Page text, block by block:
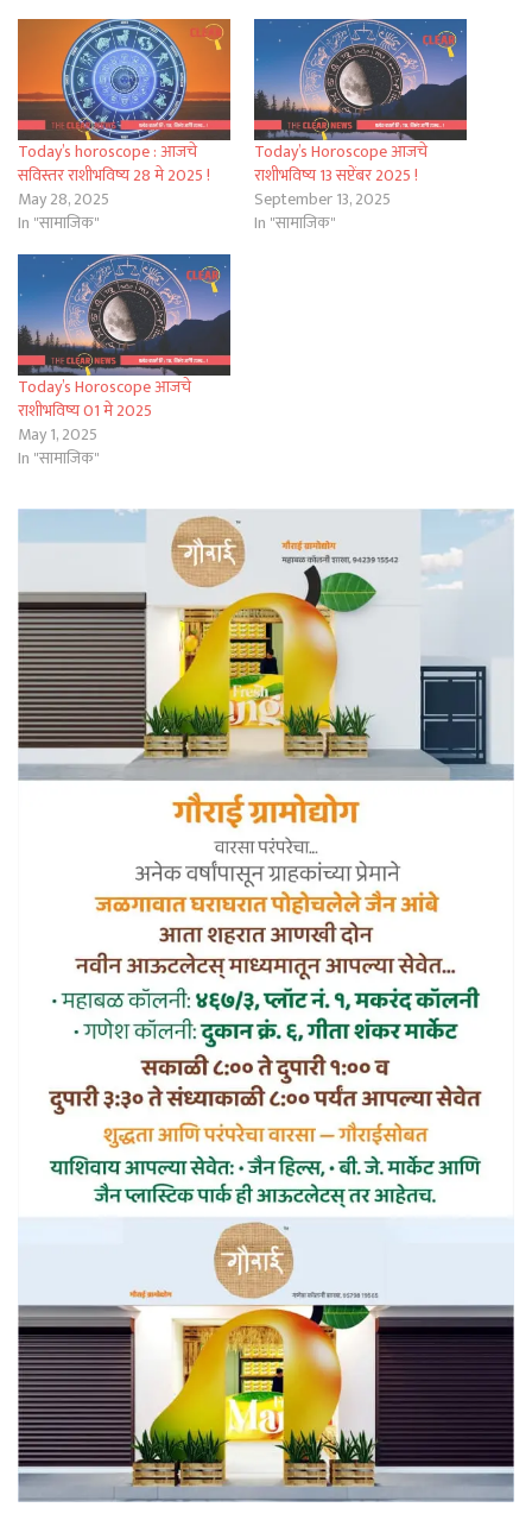
Today’s horoscope : आजचे
सविस्तर राशीभविष्य 28 मे 2025 !
May 28, 2025
In "सामाजिक"
Today’s Horoscope आजचे
राशीभविष्य 13 सप्टेंबर 2025 !
September 13, 2025
In "सामाजिक"
Today’s Horoscope आजचे
राशीभविष्य 01 मे 2025
May 1, 2025
In "सामाजिक"